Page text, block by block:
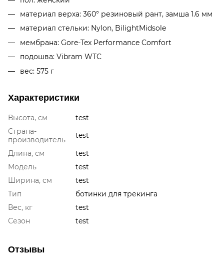
материал верха: 360° резиновый рант, замша 1.6 мм
материал стельки: Nylon, BilightMidsole
мембрана: Gore-Tex Performance Comfort
подошва: Vibram WTC
вес: 575 г
Характеристики
Высота, см
test
Страна-
производитель
test
Длина, см
test
Модель
test
Ширина, см
test
Тип
ботинки для трекинга
Вес, кг
test
Сезон
test
Отзывы